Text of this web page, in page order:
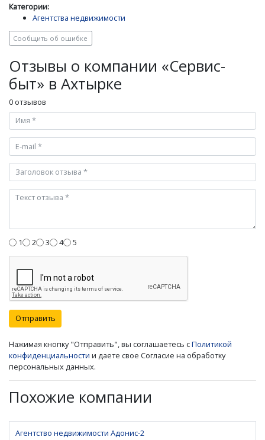
Категории:
Агентства недвижимости
Сообщить об ошибке
Отзывы о компании «Сервис-
быт» в Ахтырке
0 отзывов
1 2 3 4 5
Отправить
Нажимая кнопку "Отправить", вы соглашаетесь сПолитикой
конфиденциальности и даете свое Согласие на обработку
персональных данных.
Похожие компании
Агентство недвижимости Адонис-2